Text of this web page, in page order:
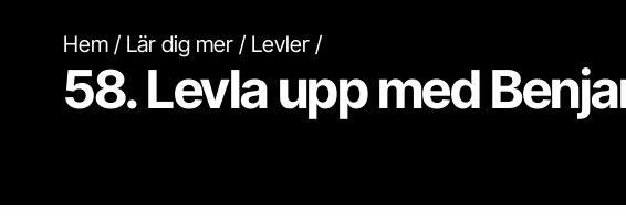
Hem Lär dig mer Levler
58. Levla upp med